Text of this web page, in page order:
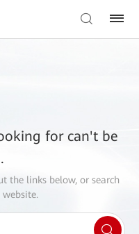
for can't be
the links below, or search